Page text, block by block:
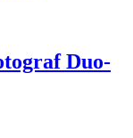
Duo-